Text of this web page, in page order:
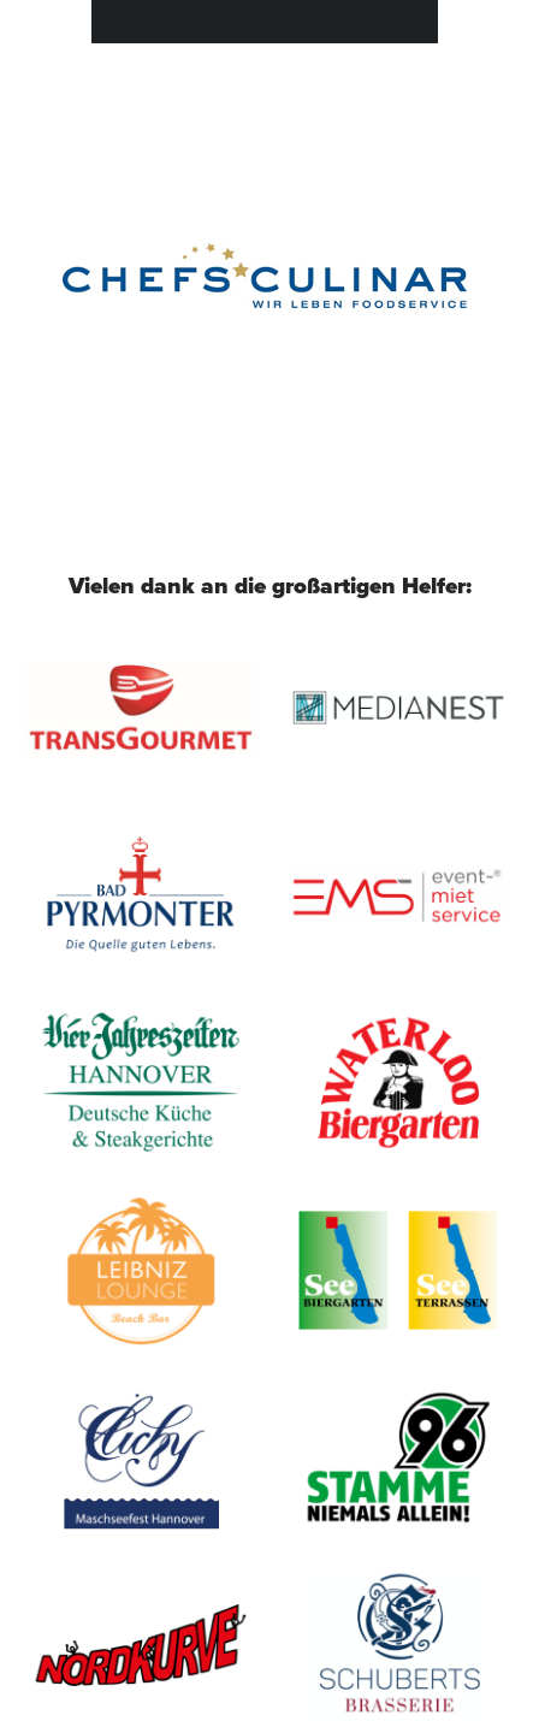
Vielen dank an die großartigen Helfer: